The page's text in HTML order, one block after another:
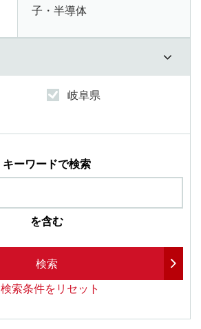
子・半導体
岐阜県
キーワードで検索
を含む
検索
検索条件をリセット